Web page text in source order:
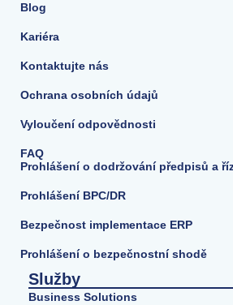
Blog
Kariéra
Kontaktujte nás
Ochrana osobních údajů
Vyloučení odpovědnosti
FAQ
Prohlášení o dodržování předpisů a
Prohlášení BPC/DR
Bezpečnost implementace ERP
Prohlášení o bezpečnostní shodě
Služby
Business Solutions